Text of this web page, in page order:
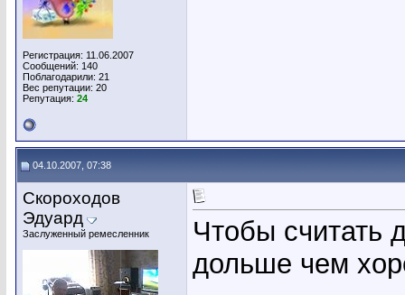
Регистрация: 11.06.2007
Сообщений: 140
Поблагодарили: 21
Вес репутации: 20
Репутация: 24
04.10.2007, 07:38
Скороходов
Эдуард
Заслуженный ремесленник
Чтобы считать
дольше чем